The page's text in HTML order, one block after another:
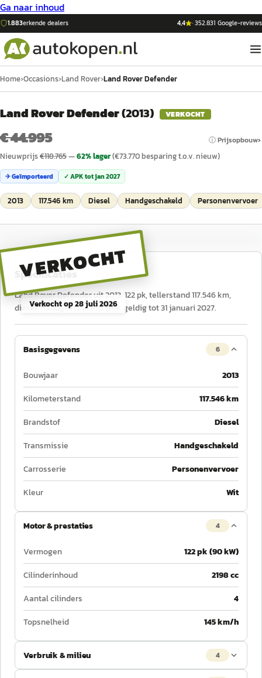
Ga naar inhoud
1.883erkende dealers 4,4 ·352.831 Google-reviews
Home›Occasions›Land Rover›Land Rover Defender
Land Rover Defender(2013) VERKOCHT
€ 44.995 ⓘ Prijsopbouw
Nieuwprijs€118.765—62% lager(€73.770besparing t.o.v. nieuw)
✈ Geïmporteerd ✓ APK totjan 2027
2013 117.546 km Diesel Handgeschakeld Personenvervoer
VERKOCHT
Verkocht op28 juli 2026
Specificaties
Land Rover Defender uit 2013, 122 pk, tellerstand 117.546 km,
diesel, handgeschakeld. APK geldig tot 31 januari 2027.
Basisgegevens 6
Bouwjaar
2013
Kilometerstand
117.546 km
Brandstof
Diesel
Transmissie
Handgeschakeld
Carrosserie
Personenvervoer
Kleur
Wit
Motor & prestaties 4
Vermogen
122 pk (90 kW)
Cilinderinhoud
2198 cc
Aantal cilinders
4
Topsnelheid
145 km/h
Verbruik & milieu 4